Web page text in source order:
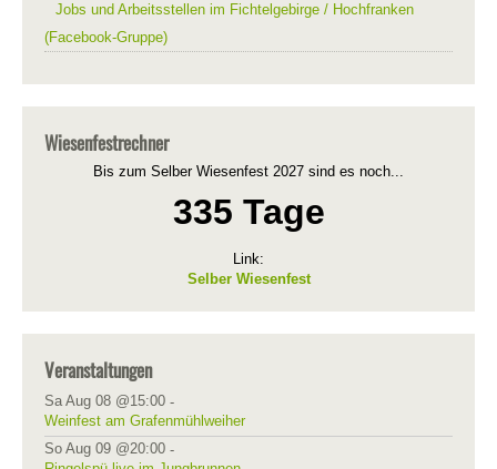
Jobs und Arbeitsstellen im Fichtelgebirge / Hochfranken
(Facebook-Gruppe)
Wiesenfestrechner
Bis zum Selber Wiesenfest 2027 sind es noch...
335 Tage
Link:
Selber Wiesenfest
Veranstaltungen
Sa Aug 08 @15:00 -
Weinfest am Grafenmühlweiher
So Aug 09 @20:00 -